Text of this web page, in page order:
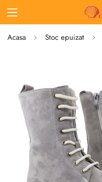
Acasa Stoc epuizat